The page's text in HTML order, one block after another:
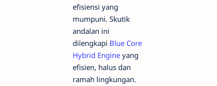
efisiensi yang
mumpuni. Skutik
andalan ini
dilengkapi Blue Core
Hybrid Engine yang
efisien, halus dan
ramah lingkungan.